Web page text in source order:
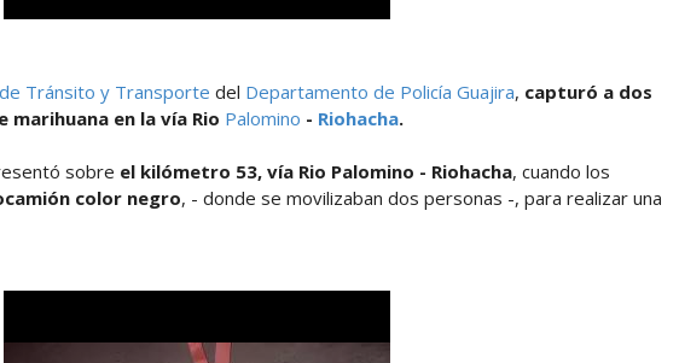
de Tránsito y Transporte del Departamento de Policía Guajira, capturó a dos
marihuana en la vía Rio Palomino - Riohacha.
sobre el kilómetro 53, vía Rio Palomino - Riohacha, cuando los
color negro, - donde se movilizaban dos personas -, para realizar una